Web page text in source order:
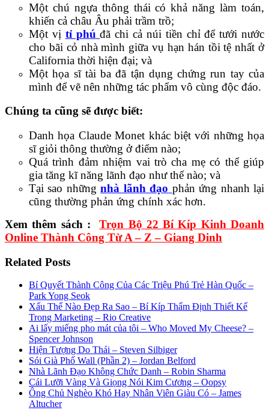
Một chú ngựa thông thái có khả năng làm toán,
khiến cả châu Âu phải trầm trồ;
Một vị tỉ phú đã chi cả núi tiền chỉ để tưới nước
cho bãi cỏ nhà mình giữa vụ hạn hán tồi tệ nhất ở
California thời hiện đại; và
Một họa sĩ tài ba đã tận dụng chứng run tay của
mình để vẽ nên những tác phẩm vô cùng độc đáo.
Chúng ta cũng sẽ được biết:
Danh họa Claude Monet khác biệt với những họa
sĩ giỏi thông thường ở điểm nào;
Quá trình đảm nhiệm vai trò cha mẹ có thể giúp
gia tăng kĩ năng lãnh đạo như thế nào; và
Tại sao nhữngnhà lãnh đạo phản ứng nhanh lại
cũng thường phản ứng chính xác hơn.
Xem thêm sách :Trọn Bộ 22 Bí Kíp Kinh Doanh
Online Thành Công Từ A – Z – Giang Dinh
Related Posts
Bí Quyết Thành Công Của Các Triệu Phú Trẻ Hàn Quốc –
Park Yong Seok
Xấu Thế Nào Đẹp Ra Sao – Bí Kíp Thẩm Định Thiết Kế
Trong Marketing – Rio Creative
Ai lấy miếng pho mát của tôi – Who Moved My Cheese? –
Spencer Johnson
Hiện Tượng Do Thái – Steven Silbiger
Sói Già Phố Wall (Phần 2) – Jordan Belford
Nhà Lãnh Đạo Không Chức Danh – Robin Sharma
Cái Lưỡi Vàng Và Giọng Nói Kim Cương – Oopsy
Ông Chủ Nghèo Khó Hay Nhân Viên Giàu Có – James
Altucher